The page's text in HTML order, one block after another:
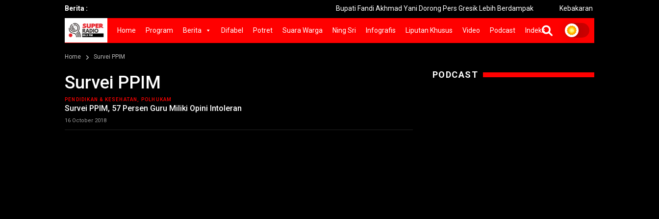
Berita : Bupati Fandi Akhmad Yani Dorong Pers Gresik Lebih Berdampak Kebakaran Bromo Meluas Pemadaman
Home Program Berita Difabel Potret Suara Warga Ning Sri Infografis Liputan Khusus Video Podcast Indeks
Home Survei PPIM
Survei PPIM
PENDIDIKAN & KESEHATAN, POLHUKAM
Survei PPIM, 57 Persen Guru Miliki Opini Intoleran
16 October 2018
PODCAST